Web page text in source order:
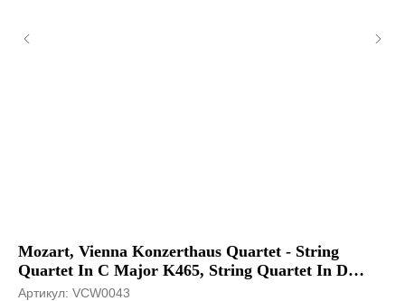
Mozart, Vienna Konzerthaus Quartet - String
Quartet In C Major K465, String Quartet In D
Minor K421
Артикул: VCW0043